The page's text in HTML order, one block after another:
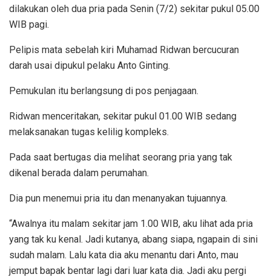
dilakukan oleh dua pria pada Senin (7/2) sekitar pukul 05.00
WIB pagi.
Pelipis mata sebelah kiri Muhamad Ridwan bercucuran
darah usai dipukul pelaku Anto Ginting.
Pemukulan itu berlangsung di pos penjagaan.
Ridwan menceritakan, sekitar pukul 01.00 WIB sedang
melaksanakan tugas kelilig kompleks.
Pada saat bertugas dia melihat seorang pria yang tak
dikenal berada dalam perumahan.
Dia pun menemui pria itu dan menanyakan tujuannya.
“Awalnya itu malam sekitar jam 1.00 WIB, aku lihat ada pria
yang tak ku kenal. Jadi kutanya, abang siapa, ngapain di sini
sudah malam. Lalu kata dia aku menantu dari Anto, mau
jemput bapak bentar lagi dari luar kata dia. Jadi aku pergi